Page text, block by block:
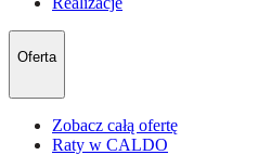
Oferta
Zobacz całą ofertę
Raty w CALDO